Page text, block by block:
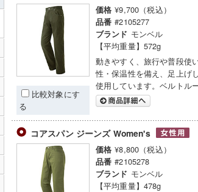
比較対象にす
る
価格 ¥9,700（税込）
品番 #2105277
ブランド モンベル
【平均重量】572g
動きやすく、旅行や普段使
性・保温性を備え、足上げ
使用しています。ベルトルー
コアスパン ジーンズ Women's
価格 ¥8,800（税込）
品番 #2105278
ブランド モンベル
【平均重量】478g